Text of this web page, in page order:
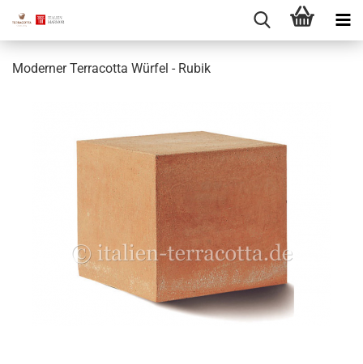
Moderner Terracotta Würfel - Rubik